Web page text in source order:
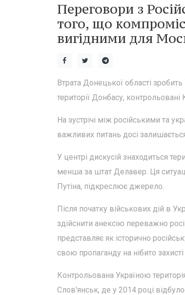
Переговори з
того, що
вигідними для
Втрата Донецької області
території Донбасу,
На зустрічі між російськими та
важливих питань досі
У центрі дискусій знаходиться
менша за штат Делавер. Ця
Путіна, підкреслює джерело.
Після початку військових дій в
здійснити анексію переважно
представляє як історично
свою пропаганду на нібито
Контрольована Україною
Слов'янськ, де у 2014 році